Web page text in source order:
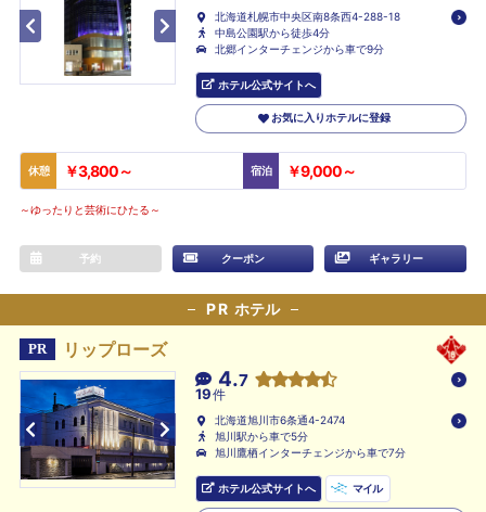
北海道札幌市中央区南8条西4-288-18
中島公園駅から徒歩4分
北郷インターチェンジから車で9分
ホテル公式サイトへ
お気に入りホテルに登録
休憩 ￥3,800～ 宿泊 ￥9,000～
～ゆったりと芸術にひたる～
予約 クーポン ギャラリー
PR ホテル
PR リップローズ
4.7
19件
北海道旭川市6条通4-2474
旭川駅から車で5分
旭川鷹栖インターチェンジから車で7分
ホテル公式サイトへ マイル